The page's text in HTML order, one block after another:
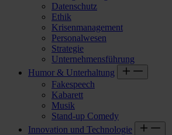
Datenschutz
Ethik
Krisenmanagement
Personalwesen
Strategie
Unternehmensführung
Humor & Unterhaltung
Fakespeech
Kabarett
Musik
Stand-up Comedy
Innovation und Technologie